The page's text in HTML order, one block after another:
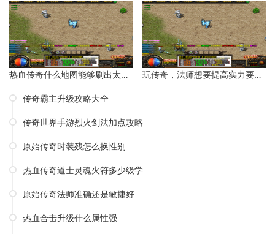
热血传奇什么地图能够刷出太阳水？ 玩传奇，法师想要提高实力要如何操作呢？
传奇霸主升级攻略大全
传奇世界手游烈火剑法加点攻略
原始传奇时装残怎么换性别
热血传奇道士灵魂火符多少级学
原始传奇法师准确还是敏捷好
热血合击升级什么属性强